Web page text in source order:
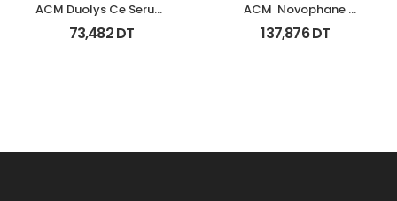
ACM Duolys Ce Serum
Intensif Anti Oxydant
15Ml
73,482DT
ACM  Novophane
Coffret Anti Chute
(Lotion+Shp+Cp)
137,876DT